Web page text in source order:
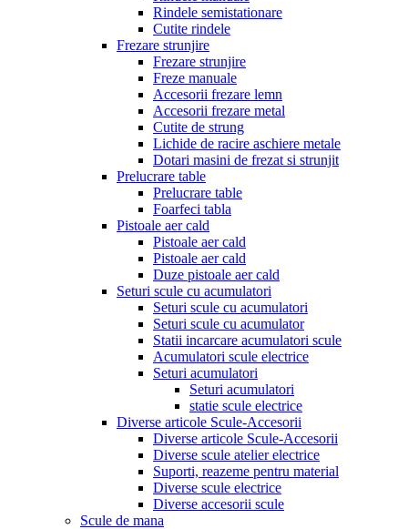
Rindele semistationare
Cutite rindele
Frezare strunjire
Frezare strunjire
Freze manuale
Accesorii frezare lemn
Accesorii frezare metal
Cutite de strung
Lichide de racire aschiere metale
Dotari masini de frezat si strunjit
Prelucrare table
Prelucrare table
Foarfeci tabla
Pistoale aer cald
Pistoale aer cald
Pistoale aer cald
Duze pistoale aer cald
Seturi scule cu acumulatori
Seturi scule cu acumulatori
Seturi scule cu acumulator
Statii incarcare acumulatori scule
Acumulatori scule electrice
Seturi acumulatori
Seturi acumulatori
statie scule electrice
Diverse articole Scule-Accesorii
Diverse articole Scule-Accesorii
Diverse scule atelier electrice
Suporti, reazeme pentru material
Diverse scule electrice
Diverse accesorii scule
Scule de mana